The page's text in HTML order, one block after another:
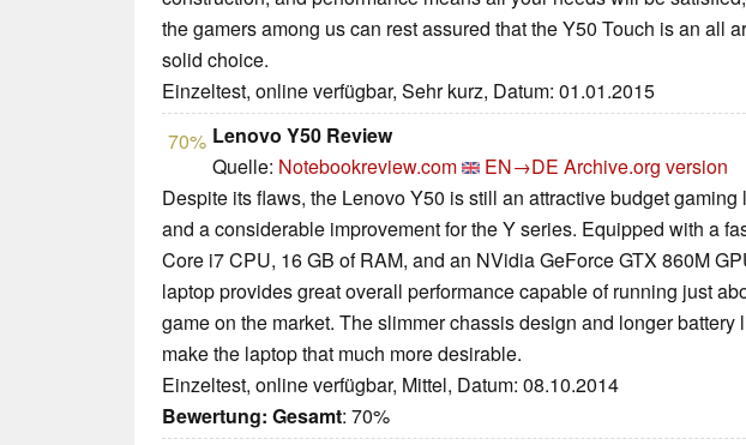
the gamers among us can rest assured that the Y50 Touch is an all
solid choice.
Einzeltest, online verfügbar, Sehr kurz, Datum: 01.01.2015
70% Lenovo Y50 Review
Quelle: Notebookreview.com EN→DE Archive.org version
Despite its flaws, the Lenovo Y50 is still an attractive budget gaming
and a considerable improvement for the Y series. Equipped with a
Core i7 CPU, 16 GB of RAM, and an NVidia GeForce GTX 860M
laptop provides great overall performance capable of running just
game on the market. The slimmer chassis design and longer battery
make the laptop that much more desirable.
Einzeltest, online verfügbar, Mittel, Datum: 08.10.2014
Bewertung: Gesamt: 70%